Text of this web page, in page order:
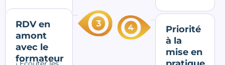
RDV en
amont
avec le
formateur
Priorité
à la
mise en